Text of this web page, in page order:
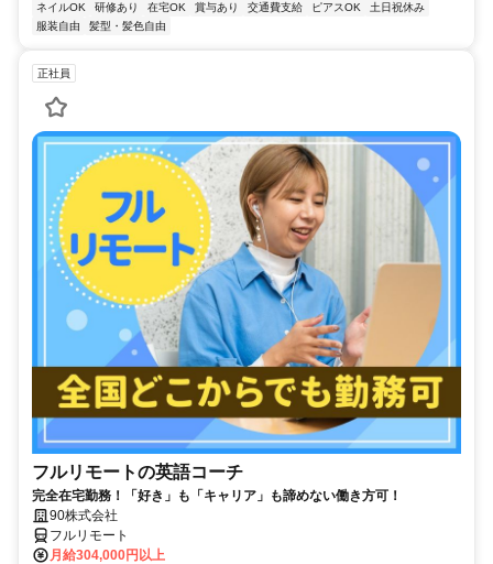
ネイルOK
研修あり 在宅OK 賞与あり 交通費支給 ピアスOK
土日祝休み
服装自由
髪型・髪色自由
正社員
フルリモートの英語コーチ
完全在宅勤務！「好き」も「キャリア」も諦めない働き方可！
90株式会社
フルリモート
月給304,000円以上